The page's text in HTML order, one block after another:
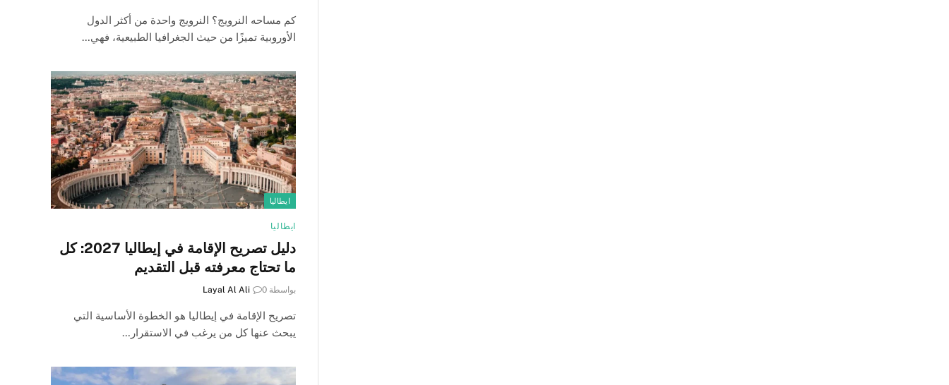
كم مساحه النرويج؟ النرويج واحدة من أكثر الدول
الأوروبية تميزًا من حيث الجغرافيا الطبيعية، فهي…
ايطاليا
ايطاليا
دليل تصريح الإقامة في إيطاليا 2027: كل
ما تحتاج معرفته قبل التقديم
بواسطة Layal Al Ali 0
تصريح الإقامة في إيطاليا هو الخطوة الأساسية التي
يبحث عنها كل من يرغب في الاستقرار…